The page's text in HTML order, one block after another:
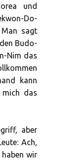
und
Do-
sagt
Budo-
Nim das
kann
mich das
aber
Ach,
wir